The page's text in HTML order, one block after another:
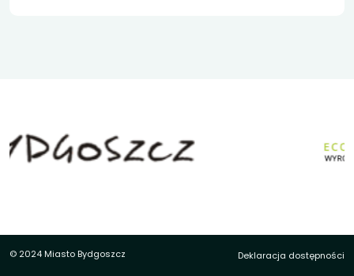
© 2024 Miasto Bydgoszcz Deklaracja dostępności